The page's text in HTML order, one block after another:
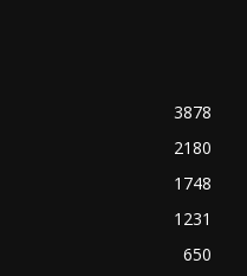
3878
2180
1748
1231
650